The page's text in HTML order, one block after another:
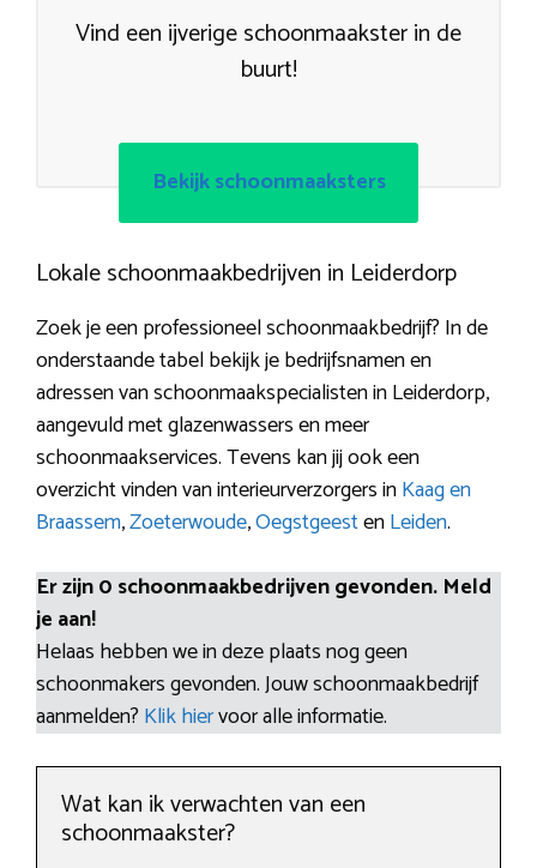
Vind een ijverige schoonmaakster in de
buurt!
Bekijk schoonmaaksters
Lokale schoonmaakbedrijven in Leiderdorp
Zoek je een professioneel schoonmaakbedrijf? In de
onderstaande tabel bekijk je bedrijfsnamen en
adressen van schoonmaakspecialisten in Leiderdorp,
aangevuld met glazenwassers en meer
schoonmaakservices. Tevens kan jij ook een
overzicht vinden van interieurverzorgers inKaag en
Braassem,Zoeterwoude,OegstgeestenLeiden.
Er zijn 0 schoonmaakbedrijven gevonden. Meld
je aan!
Helaas hebben we in deze plaats nog geen
schoonmakers gevonden. Jouw schoonmaakbedrijf
aanmelden? Klik hiervoor alle informatie.
Wat kan ik verwachten van een
schoonmaakster?